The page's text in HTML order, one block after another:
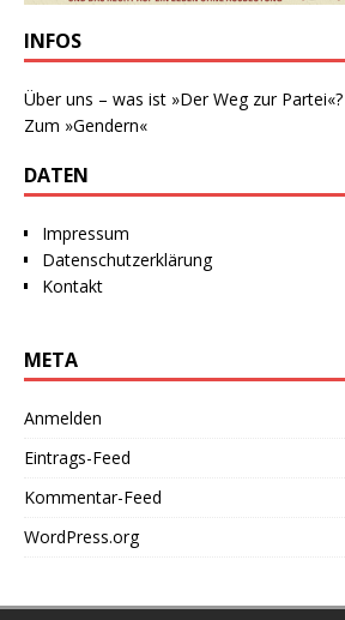
INFOS
Über uns – was ist »Der Weg zur Partei«?
Zum »Gendern«
DATEN
Impressum
Datenschutzerklärung
Kontakt
META
Anmelden
Eintrags-Feed
Kommentar-Feed
WordPress.org